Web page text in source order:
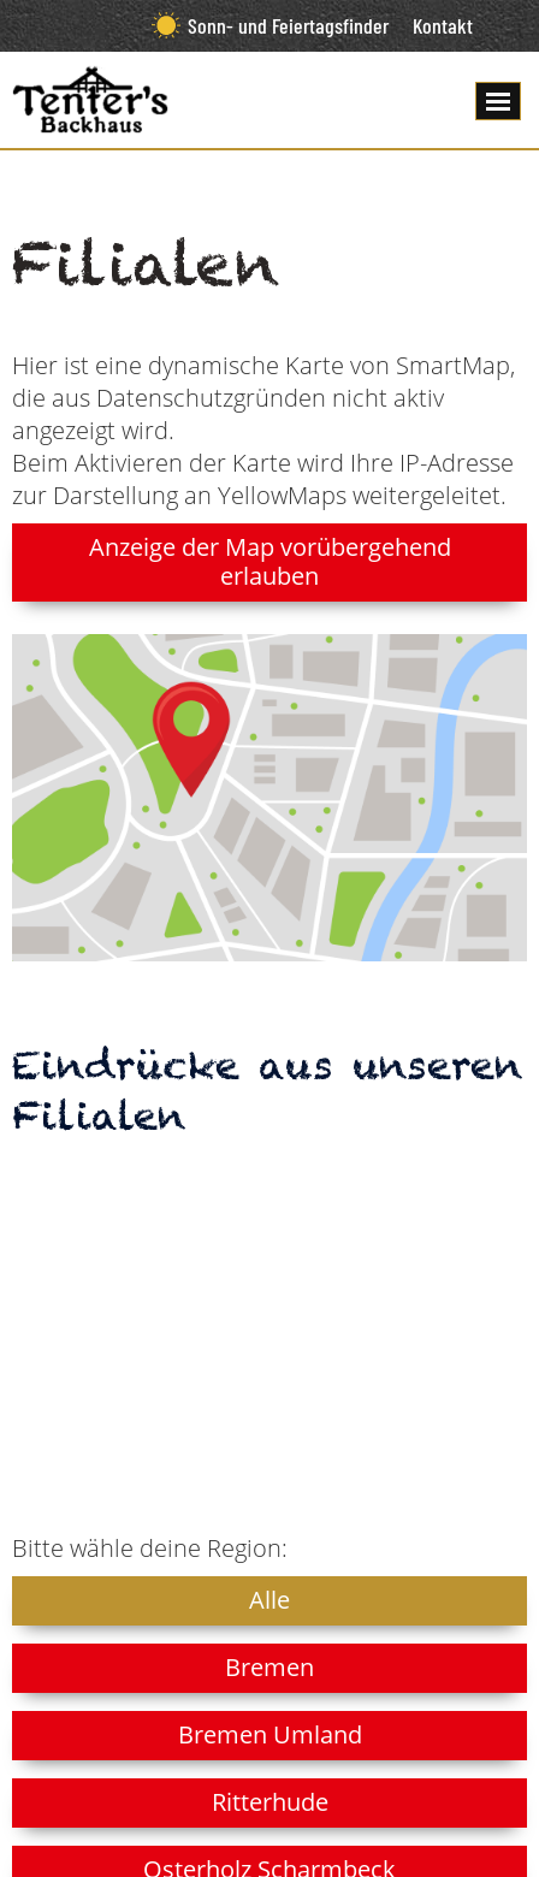
Sonn- und Feiertagsfinder Kontakt
Filialen
Hier ist eine dynamische Karte von SmartMap,
die aus Datenschutzgründen nicht aktiv
angezeigt wird.
Beim Aktivieren der Karte wird Ihre IP-Adresse
zur Darstellung an YellowMaps weitergeleitet.
Anzeige der Map vorübergehend
erlauben
Eindrücke aus unseren
Filialen
Bitte wähle deine Region:
Alle
Bremen
Bremen Umland
Ritterhude
Osterholz Scharmbeck